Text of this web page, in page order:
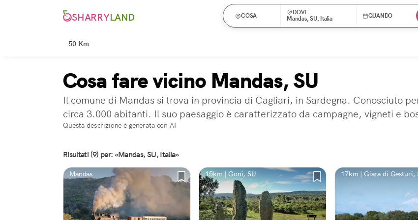
SHARRYLAND COSA
DOVE
Mandas, SU, Italia
QUANDO
50 Km
Cosa fare vicino Mandas, SU
Il comune di Mandas si trova in provincia di Cagliari, in Sardegna. Conosciuto
circa 3.000 abitanti. Il suo paesaggio è caratterizzato da campagne, vigneti e
Questa descrizione è generata con AI
Risultati (9) per: «Mandas, SU, Italia»
Mandas 15km | Goni, SU 17km | Giara di Gesturi,